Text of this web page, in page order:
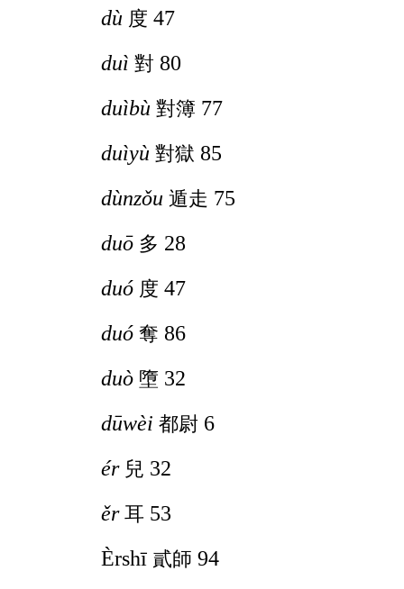
dù 度 47
duì 對 80
duìbù 對簿 77
duìyù 對獄 85
dùnzǒu 遁走 75
duō 多 28
duó 度 47
duó 奪 86
duò 墮 32
dūwèi 都尉 6
ér 兒 32
ěr 耳 53
Èrshī 貳師 94